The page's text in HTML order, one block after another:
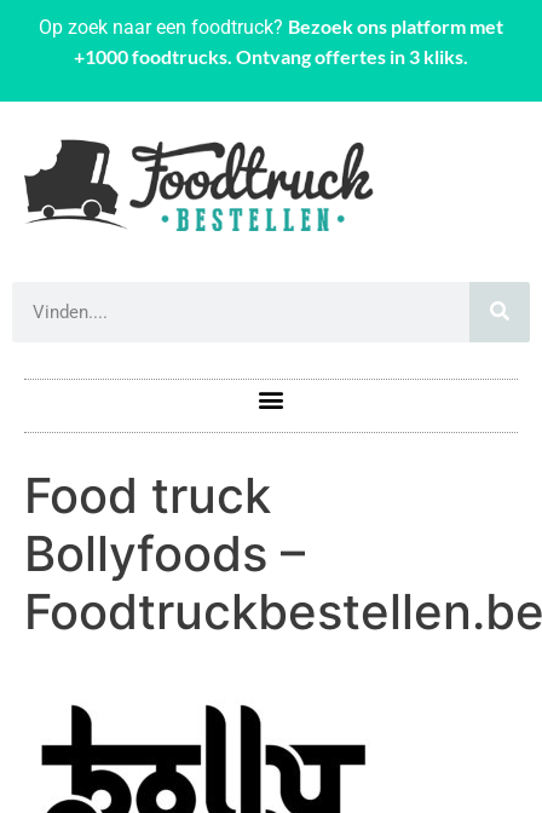
Op zoek naar een foodtruck? Bezoek ons platform met
+1000 foodtrucks. Ontvang offertes in 3 kliks.
Food truck
Bollyfoods –